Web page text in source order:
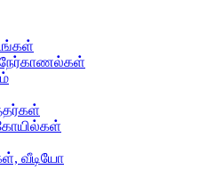
நேர்காணல்கள்
வீடியோ